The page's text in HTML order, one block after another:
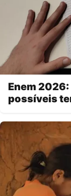
Enem
possíveis